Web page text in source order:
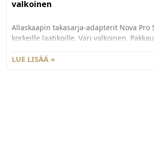
valkoinen
Allaskaapin takasarja-adapterit Nova Pro
korkeille laatikoille. Väri valkoinen.
78mm
LUE LISÄÄ »